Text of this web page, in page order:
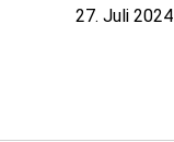
27. Juli 2024